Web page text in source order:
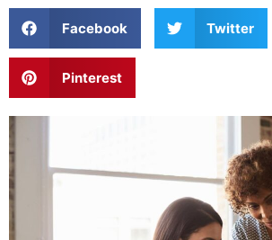
Facebook Twitter
Pinterest